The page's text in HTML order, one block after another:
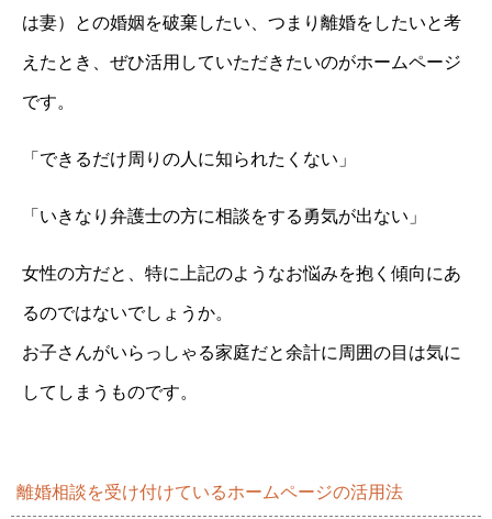
は妻）との婚姻を破棄したい、つまり離婚をしたいと考
えたとき、ぜひ活用していただきたいのがホームページ
です。
「できるだけ周りの人に知られたくない」
「いきなり弁護士の方に相談をする勇気が出ない」
女性の方だと、特に上記のようなお悩みを抱く傾向にあ
るのではないでしょうか。
お子さんがいらっしゃる家庭だと余計に周囲の目は気に
してしまうものです。
離婚相談を受け付けているホームページの活用法